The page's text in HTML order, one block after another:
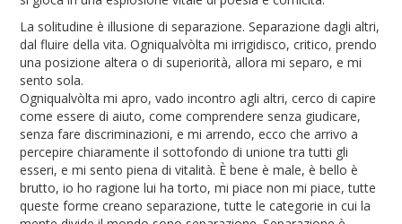
La solitudine è illusione di separazione. Separazione dagli altri,
dal fluire della vita. Ogniqualvòlta mi irrigidisco, critico, prendo
una posizione altera o di superiorità, allora mi separo, e mi
sento sola.
Ogniqualvòlta mi apro, vado incontro agli altri, cerco di capire
come essere di aiuto, come comprendere senza giudicare,
senza fare discriminazioni, e mi arrendo, ecco che arrivo a
percepire chiaramente il sottofondo di unione tra tutti gli
esseri, e mi sento piena di vitalità. È bene è male, è bello è
brutto, io ho ragione lui ha torto, mi piace non mi piace, tutte
queste forme creano separazione, tutte le categorie in cui la